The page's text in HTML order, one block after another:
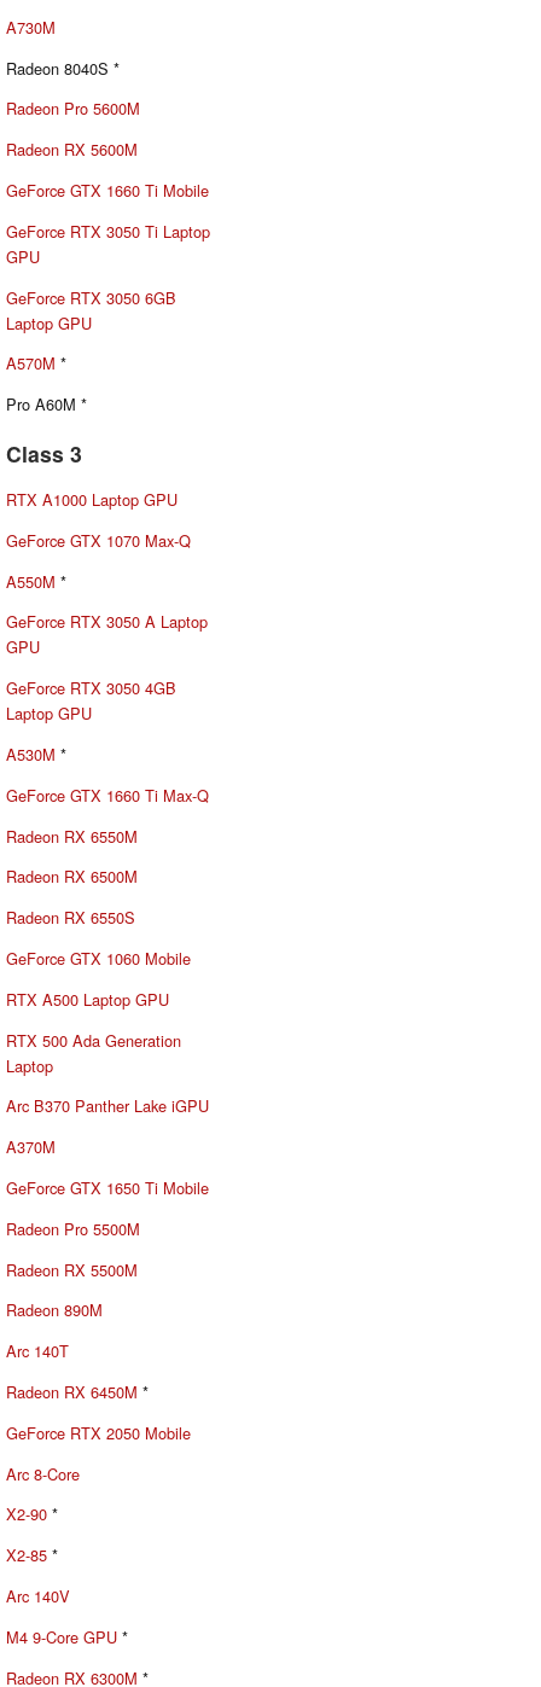
A730M
Radeon 8040S *
Radeon Pro 5600M
Radeon RX 5600M
GeForce GTX 1660 Ti Mobile
GeForce RTX 3050 Ti Laptop
GPU
GeForce RTX 3050 6GB
Laptop GPU
A570M *
Pro A60M *
Class 3
RTX A1000 Laptop GPU
GeForce GTX 1070 Max-Q
A550M *
GeForce RTX 3050 A Laptop
GPU
GeForce RTX 3050 4GB
Laptop GPU
A530M *
GeForce GTX 1660 Ti Max-Q
Radeon RX 6550M
Radeon RX 6500M
Radeon RX 6550S
GeForce GTX 1060 Mobile
RTX A500 Laptop GPU
RTX 500 Ada Generation
Laptop
Arc B370 Panther Lake iGPU
A370M
GeForce GTX 1650 Ti Mobile
Radeon Pro 5500M
Radeon RX 5500M
Radeon 890M
Arc 140T
Radeon RX 6450M *
GeForce RTX 2050 Mobile
Arc 8-Core
X2-90 *
X2-85 *
Arc 140V
M4 9-Core GPU *
Radeon RX 6300M *